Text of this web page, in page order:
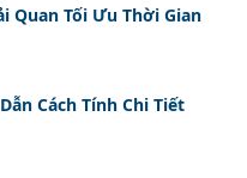
Quan Tối Ưu Thời Gian
Cách Tính Chi Tiết